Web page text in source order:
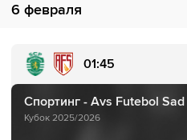
6 февраля
01:45
Спортинг - Avs Futebol Sad
Кубок 2025/2026